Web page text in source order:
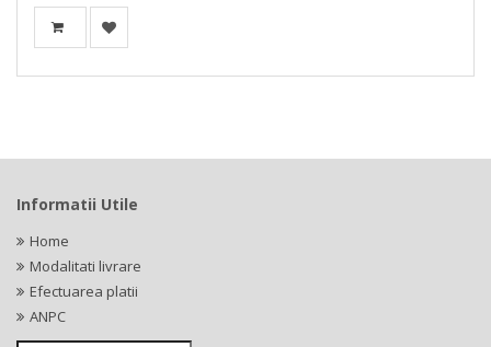
Informatii Utile
Home
Modalitati livrare
Efectuarea platii
ANPC